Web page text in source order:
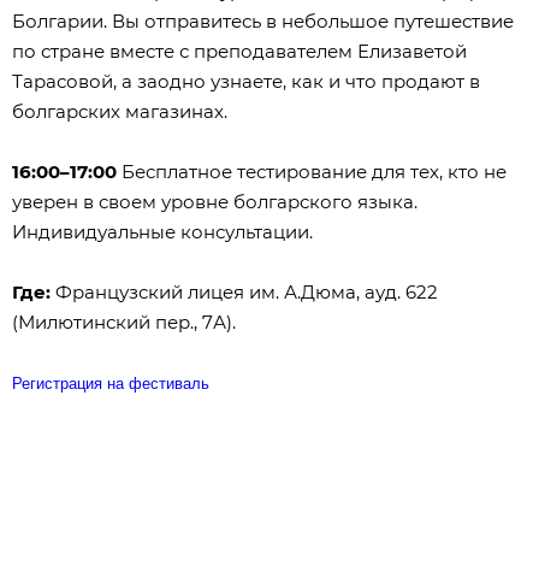
Болгарии. Вы отправитесь в небольшое путешествие
по стране вместе с преподавателем Елизаветой
Тарасовой, а заодно узнаете, как и что продают в
болгарских магазинах.
16:00–17:00 Бесплатное тестирование для тех, кто не
уверен в своем уровне болгарского языка.
Индивидуальные консультации.
Где: Французский лицея им. А.Дюма, ауд. 622
(Милютинский пер., 7А).
Регистрация на фестиваль